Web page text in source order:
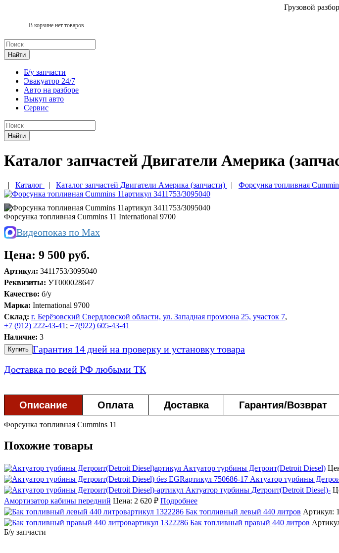
Грузовой
В корзине нет товаров
Найти
Б/у запчасти
Эвакуатор 24/7
Авто на разборе
Выкуп авто
Сервис
Найти
Каталог запчастей Двигатели Америка
| Каталог | Каталог запчастей Двигатели Америка (запчасти) | Форсунка топливная
Форсунка топливная Cummins 11 International 9700
Видеопоказ по Max
Цена: 9 500 руб.
Артикул: 3411753/3095040
Реквизиты: УТ000028647
Качество: б/у
Марка: International 9700
Склад: г. Берёзовский Свердловской области, ул. Западная промзона 25, участок 7,
+7 (912) 222-43-41 ; +7(922) 605-43-41
Наличие: 3
Купить Гарантия 14 дней на проверку и установку товара
Доставка по всей РФ любыми ТК
Описание Оплата Доставка Гарантия/Возврат
Форсунка топливная Cummins 11
Похожие товары
Актуатор турбины Детроит(Detroit Diesel)
Актуатор турбины
Актуатор турбины Детроит(Detroit Diesel)-
Амортизатор кабины передний Цена: 2 620 ₽ Подробнее
Бак топливный левый 440 литров Артикул:
Бак топливный правый 440 литров
Б/у запчасти